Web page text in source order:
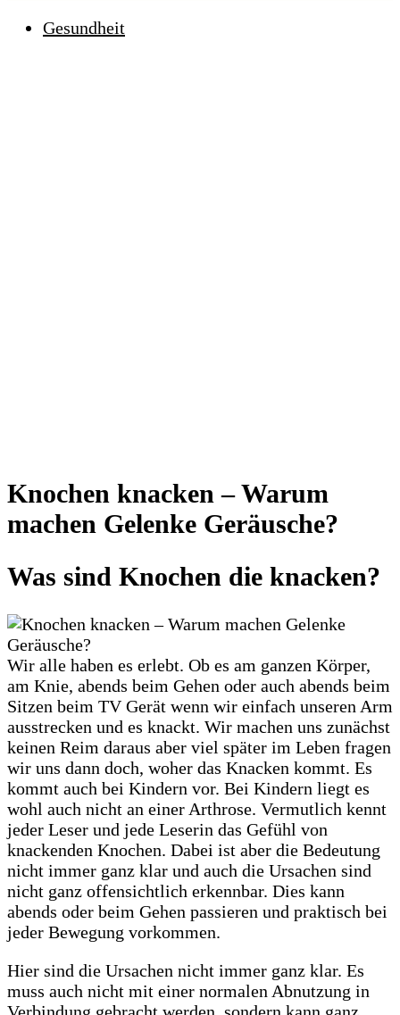
Gesundheit
Knochen knacken – Warum
machen Gelenke Geräusche?
Was sind Knochen die knacken?
Wir alle haben es erlebt. Ob es am ganzen Körper,
am Knie, abends beim Gehen oder auch abends beim
Sitzen beim TV Gerät wenn wir einfach unseren Arm
ausstrecken und es knackt. Wir machen uns zunächst
keinen Reim daraus aber viel später im Leben fragen
wir uns dann doch, woher das Knacken kommt. Es
kommt auch bei Kindern vor. Bei Kindern liegt es
wohl auch nicht an einer Arthrose. Vermutlich kennt
jeder Leser und jede Leserin das Gefühl von
knackenden Knochen. Dabei ist aber die Bedeutung
nicht immer ganz klar und auch die Ursachen sind
nicht ganz offensichtlich erkennbar. Dies kann
abends oder beim Gehen passieren und praktisch bei
jeder Bewegung vorkommen.
Hier sind die Ursachen nicht immer ganz klar. Es
muss auch nicht mit einer normalen Abnutzung in